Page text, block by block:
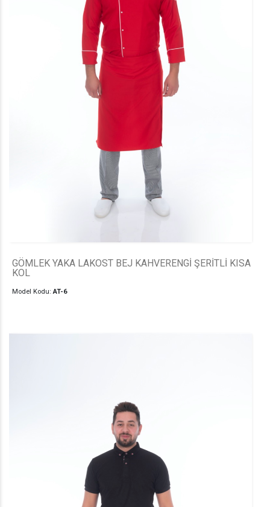
GÖMLEK YAKA LAKOST BEJ KAHVERENGİ ŞERİTLİ KISA
KOL
Model Kodu: AT-6